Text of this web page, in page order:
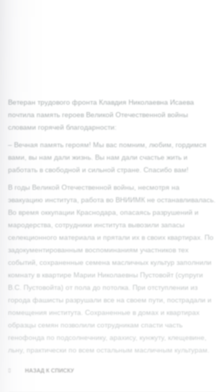
Ветеран трудового фронта Клавдия Николаевна Исаева
почтила память героев Великой Отечественной войны
словами горячей благодарности:
– Вечная память героям! Мы вас помним, любим, гордимся
вами, вы нам дали жизнь. Вы нам дали счастье жить и
работать в свободной и сильной стране. Спасибо вам!
В годы Великой Отечественной войны, несмотря на
эвакуацию института, работа во ВНИИМК не останавливалась.
Во время оккупации Краснодара, опасаясь разрушений и
мародерства, сотрудники института вывозили запасы
селекционного материала и прятали их в своих квартирах. По
задокументированным воспоминаниям участников тех
событий, сохраненные семена масличных культур заполнили
комнату в квартире Марии Николаевны Пустовойт (супруги
В.С. Пустовойта) от пола до потолка. При отступлении из
города фашисты разрушали все на своем пути, пострадали и
помещения института. Cохраненные в домах и квартирах
образцы семян позволили сотрудникам спасти часть
генофонда по подсолнечнику, арахису, кунжуту, клещевине,
льну, практически по всем остальным масличным культурам.
НАЗАД К СПИСКУ